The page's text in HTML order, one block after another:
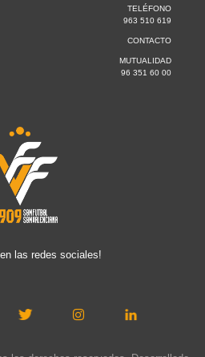
TELÉFONO
963 510 619
CONTACTO
MUTUALIDAD
96 351 60 00
las redes sociales!